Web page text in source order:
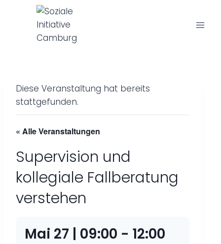
Diese Veranstaltung hat bereits
stattgefunden.
« Alle Veranstaltungen
Supervision und
kollegiale Fallberatung
verstehen
Mai 27 | 09:00 - 12:00